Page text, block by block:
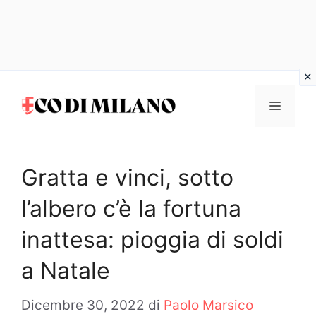
MENU
Gratta e vinci, sotto
l’albero c’è la fortuna
inattesa: pioggia di soldi
a Natale
Dicembre 30, 2022 di Paolo Marsico